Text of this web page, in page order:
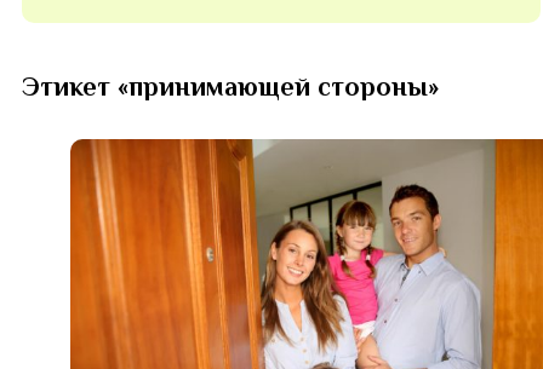
Этикет «принимающей стороны»